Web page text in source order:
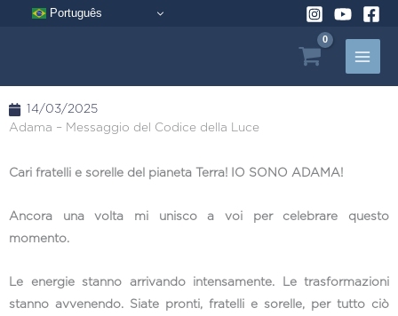
Português
14/03/2025
Adama – Messaggio del Codice della Luce
Cari fratelli e sorelle del pianeta Terra! IO SONO ADAMA!
Ancora una volta mi unisco a voi per celebrare questo
momento.
Le energie stanno arrivando intensamente. Le trasformazioni
stanno avvenendo. Siate pronti, fratelli e sorelle, per tutto ciò